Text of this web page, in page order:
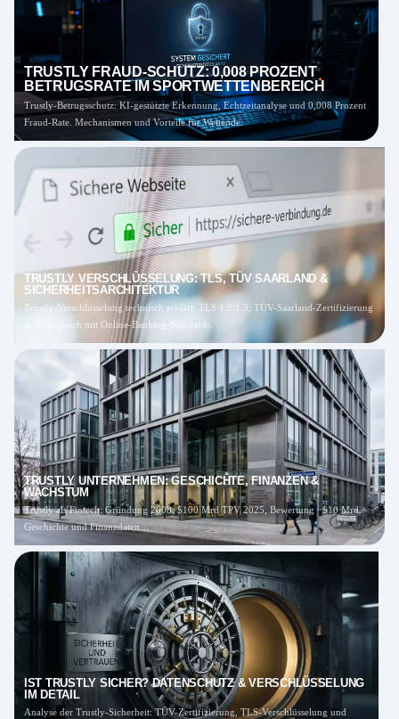
TRUSTLY FRAUD-SCHUTZ: 0,008 PROZENT
BETRUGSRATE IM SPORTWETTENBEREICH
Trustly-Betrugsschutz: KI-gestützte Erkennung, Echtzeitanalyse und 0,008 Prozent
Fraud-Rate. Mechanismen und Vorteile für Wettende.
TRUSTLY VERSCHLÜSSELUNG: TLS, TÜV SAARLAND &
SICHERHEITSARCHITEKTUR
Trustly-Verschlüsselung technisch erklärt: TLS 1.2/1.3, TÜV-Saarland-Zertifizierung
und Vergleich mit Online-Banking-Standards.
TRUSTLY UNTERNEHMEN: GESCHICHTE, FINANZEN &
WACHSTUM
Trustly als Fintech: Gründung 2008, $100 Mrd TPV 2025, Bewertung ~$10 Mrd.
Geschichte und Finanzdaten…
IST TRUSTLY SICHER? DATENSCHUTZ & VERSCHLÜSSELUNG
IM DETAIL
Analyse der Trustly-Sicherheit: TÜV-Zertifizierung, TLS-Verschlüsselung und